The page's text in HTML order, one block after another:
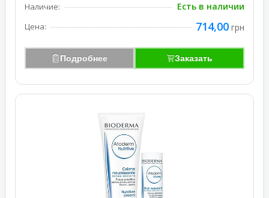
Наличие: Есть в наличии
Цена: 714,00 грн
Подробнее Заказать